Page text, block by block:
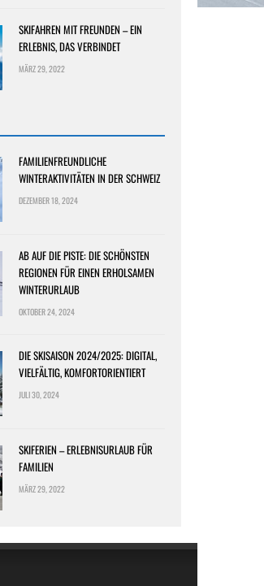
SKIFAHREN MIT FREUNDEN – EIN
ERLEBNIS, DAS VERBINDET
MÄRZ 29, 2022
FAMILIENFREUNDLICHE
WINTERAKTIVITÄTEN IN DER SCHWEIZ
DEZEMBER 18, 2024
AB AUF DIE PISTE: DIE SCHÖNSTEN
REGIONEN FÜR EINEN ERHOLSAMEN
WINTERURLAUB
OKTOBER 24, 2024
DIE SKISAISON 2024/2025: DIGITAL,
VIELFÄLTIG, KOMFORTORIENTIERT
JULI 30, 2024
SKIFERIEN – ERLEBNISURLAUB FÜR
FAMILIEN
MÄRZ 29, 2022